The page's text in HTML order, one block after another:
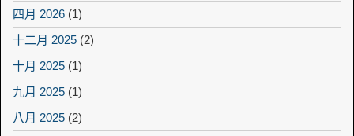
四月 2026 (1)
十二月 2025 (2)
十月 2025 (1)
九月 2025 (1)
八月 2025 (2)